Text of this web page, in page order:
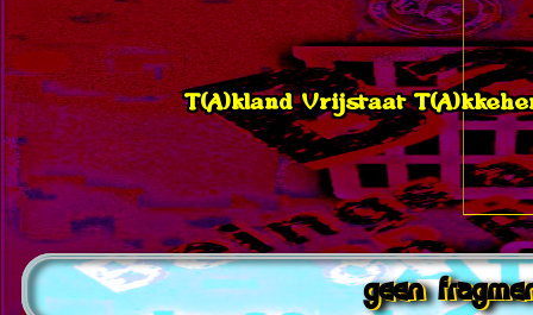
T(A)kland Vrijstaat
geen